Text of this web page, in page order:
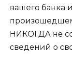
вашего банка
НИКОГДА не
сведений о